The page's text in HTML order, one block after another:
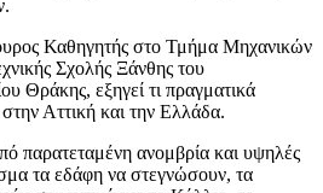
Καθηγητής στο Τμήμα Μηχανικών
Σχολής Ξάνθης του
Θράκης, εξηγεί τι πραγματικά
Αττική και την Ελλάδα.
παρατεταμένη ανομβρία και υψηλές
τα εδάφη να στεγνώσουν, τα